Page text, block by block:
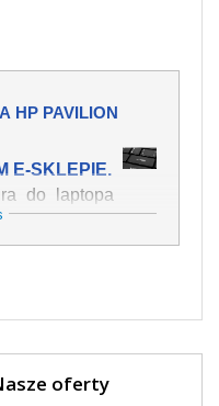
HP PAVILION
E-SKLEPIE.
do laptopa
który
klawiaturę,
w
za
oferty